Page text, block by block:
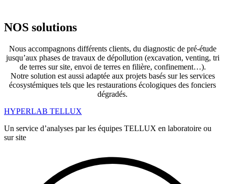
NOS solutions
Nous accompagnons différents clients, du diagnostic de pré-étude
jusqu’aux phases de travaux de dépollution (excavation, venting, tri
de terres sur site, envoi de terres en filière, confinement…).
Notre solution est aussi adaptée aux projets basés sur les services
écosystémiques tels que les restaurations écologiques des fonciers
dégradés.
HYPERLAB TELLUX
Un service d’analyses par les équipes TELLUX en laboratoire ou
sur site